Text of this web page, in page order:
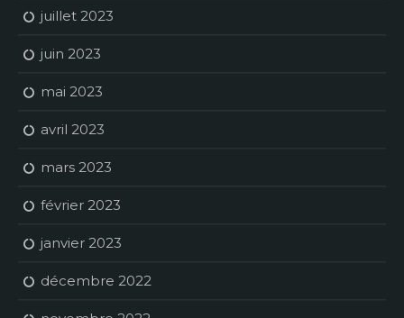
juillet 2023
juin 2023
mai 2023
avril 2023
mars 2023
février 2023
janvier 2023
décembre 2022